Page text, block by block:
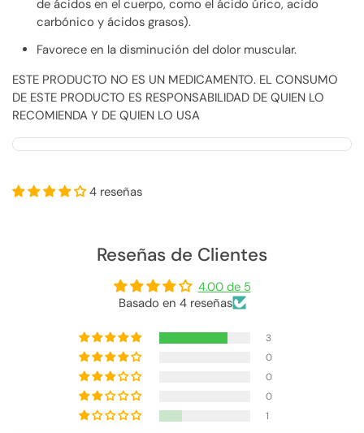
de ácidos en el cuerpo, como el ácido úrico, acido
carbónico y ácidos grasos).
Favorece en la disminución del dolor muscular.
ESTE PRODUCTO NO ES UN MEDICAMENTO. EL CONSUMO
DE ESTE PRODUCTO ES RESPONSABILIDAD DE QUIEN LO
RECOMIENDA Y DE QUIEN LO USA
4 reseñas
Reseñas de Clientes
4.00 de 5
Basado en 4 reseñas
3
0
0
0
1